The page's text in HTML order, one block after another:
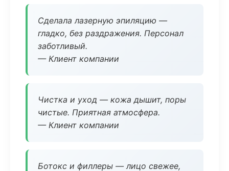
Сделала лазерную эпиляцию —
гладко, без раздражения. Персонал
заботливый.
— Клиент компании
Чистка и уход — кожа дышит, поры
чистые. Приятная атмосфера.
— Клиент компании
Ботокс и филлеры — лицо свежее,